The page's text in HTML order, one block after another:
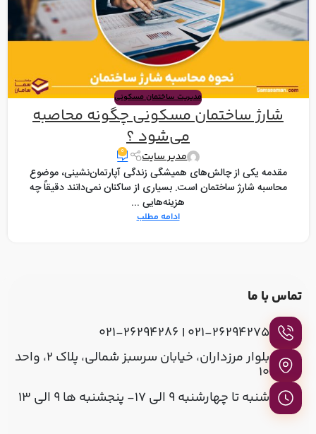
مدیریت ساختمان مسکونی
شارژ ساختمان مسکونی چگونه محاصبه
می‌شود ؟
مدیر سایت ۰
مقدمه یکی از چالش‌های همیشگی زندگی آپارتمان‌نشینی، موضوع
محاسبه شارژ ساختمان است. بسیاری از ساکنان نمی‌دانند دقیقاً چه
هزینه‌هایی ...
ادامه مطلب
تماس با ما
021-26294275 | 021-26294286
بلوار مرزداران، خیابان سرسبز شمالی، پلاک ۲، واحد
۱۰
شنبه تا چهارشنبه 9 الی 17- پنجشنبه ها 9 الی 13